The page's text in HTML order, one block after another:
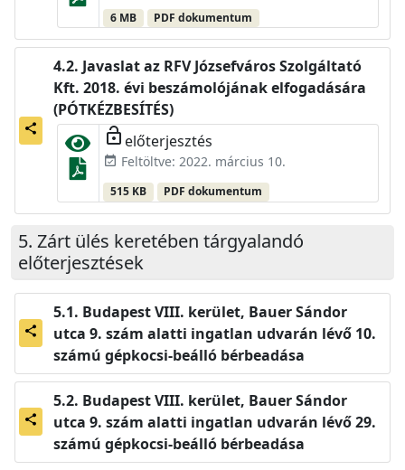
6 MB PDF dokumentum
share
Javaslat az RFV Józsefváros Szolgáltató
Kft. 2018. évi beszámolójának elfogadására
(PÓTKÉZBESÍTÉS)
lock_open előterjesztés
event_available Feltöltve: 2022. március 10.
515 KB PDF dokumentum
Zárt ülés keretében tárgyalandó
előterjesztések
share
Budapest VIII. kerület, Bauer Sándor
utca 9. szám alatti ingatlan udvarán lévő 10.
számú gépkocsi-beálló bérbeadása
share
Budapest VIII. kerület, Bauer Sándor
utca 9. szám alatti ingatlan udvarán lévő 29.
számú gépkocsi-beálló bérbeadása